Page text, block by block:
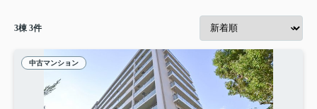
3棟 3件
中古マンション